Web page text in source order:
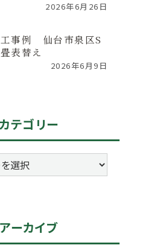
2026年6月26日
事例 仙台市泉区S
表替え
2026年6月9日
カテゴリー
アーカイブ